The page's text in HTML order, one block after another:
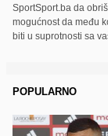
SportSport.ba da
mogućnost da među
biti u suprotnosti sa
POPULARNO